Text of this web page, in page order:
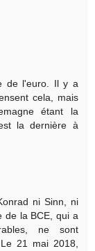
de l'euro. Il y a
cela, mais
étant la
la dernière à
ni Sinn, ni
de la BCE, qui a
ne sont
21 mai 2018,